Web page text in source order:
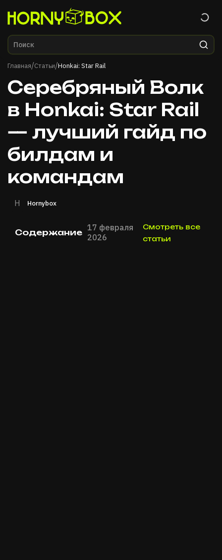
Главная/Статьи/Honkai: Star Rail
Серебряный Волк
в Honkai: Star Rail
— лучший гайд по
билдам и
командам
H Hornybox
Содержание 17 февраля
2026
Смотреть все
статьи